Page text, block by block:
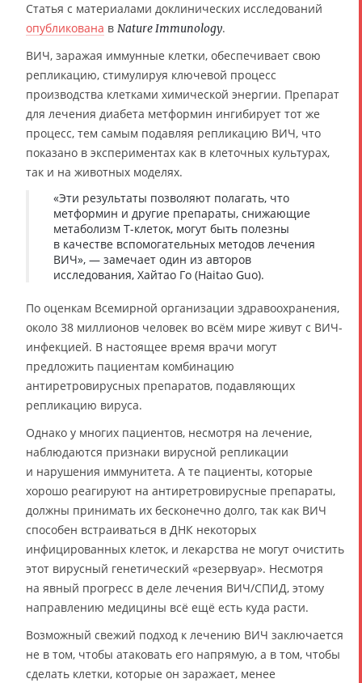
Статья с материалами доклинических исследований
опубликована в Nature Immunology.
ВИЧ, заражая иммунные клетки, обеспечивает свою
репликацию, стимулируя ключевой процесс
производства клетками химической энергии. Препарат
для лечения диабета метформин ингибирует тот же
процесс, тем самым подавляя репликацию ВИЧ, что
показано в экспериментах как в клеточных культурах,
так и на животных моделях.
«Эти результаты позволяют полагать, что
метформин и другие препараты, снижающие
метаболизм Т-клеток, могут быть полезны
в качестве вспомогательных методов лечения
ВИЧ», — замечает один из авторов
исследования, Хайтао Го (Haitao Guo).
По оценкам Всемирной организации здравоохранения,
около 38 миллионов человек во всём мире живут с ВИЧ-
инфекцией. В настоящее время врачи могут
предложить пациентам комбинацию
антиретровирусных препаратов, подавляющих
репликацию вируса.
Однако у многих пациентов, несмотря на лечение,
наблюдаются признаки вирусной репликации
и нарушения иммунитета. А те пациенты, которые
хорошо реагируют на антиретровирусные препараты,
должны принимать их бесконечно долго, так как ВИЧ
способен встраиваться в ДНК некоторых
инфицированных клеток, и лекарства не могут очистить
этот вирусный генетический «резервуар». Несмотря
на явный прогресс в деле лечения ВИЧ/СПИД, этому
направлению медицины всё ещё есть куда расти.
Возможный свежий подход к лечению ВИЧ заключается
не в том, чтобы атаковать его напрямую, а в том, чтобы
сделать клетки, которые он заражает, менее